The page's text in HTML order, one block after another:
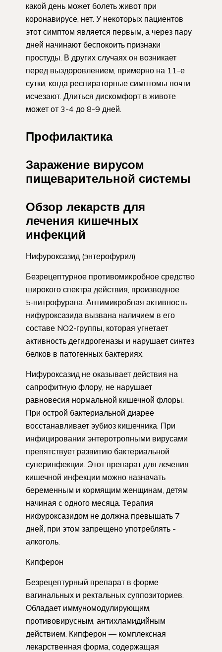
какой день может болеть живот при
коронавирусе, нет. У некоторых пациентов
этот симптом является первым, а через пару
дней начинают беспокоить признаки
простуды. В других случаях он возникает
перед выздоровлением, примерно на 11-е
сутки, когда респираторные симптомы почти
исчезают. Длиться дискомфорт в животе
может от 3-4 до 8-9 дней.
Профилактика
Заражение вирусом
пищеварительной системы
Обзор лекарств для
лечения кишечных
инфекций
Нифуроксазид (энтерофурил)
Безрецептурное противомикробное средство
широкого спектра действия, производное
5‑нитрофурана. Антимикробная активность
нифуроксазида вызвана наличием в его
составе NO2‑группы, которая угнетает
активность дегидрогеназы и нарушает синтез
белков в патогенных ­бактериях.
Нифуроксазид не оказывает действия на
сапрофитную флору, не нарушает
равновесия нормальной кишечной флоры.
При острой бактериальной диарее
восстанавливает эубиоз кишечника. При
инфицировании энтеротропными вирусами
препятствует развитию бактериальной
суперинфекции. Этот препарат для лечения
кишечной инфекции можно назначать
беременным и кормящим женщинам, детям
начиная с одного месяца. Терапия
нифуроксазидом не должна превышать 7
дней, при этом запрещено употреблять ­
алкоголь.
Кипферон
Безрецептурный препарат в форме
вагинальных и ректальных суппозиториев.
Обладает иммуномодулирующим,
противовирусным, антихламидийным
действием. Кипферон — комплексная
лекарственная форма, содержащая